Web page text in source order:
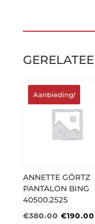
Aanbieding!
ANNETTE GÖRTZ
PANTALON BING
40500.2525
€380.00 €190.00